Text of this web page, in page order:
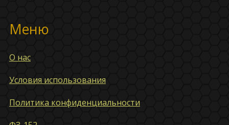
Меню
О нас
Условия использования
Политика конфиденциальности